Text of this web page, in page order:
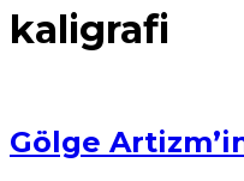
kaligrafi
Gölge